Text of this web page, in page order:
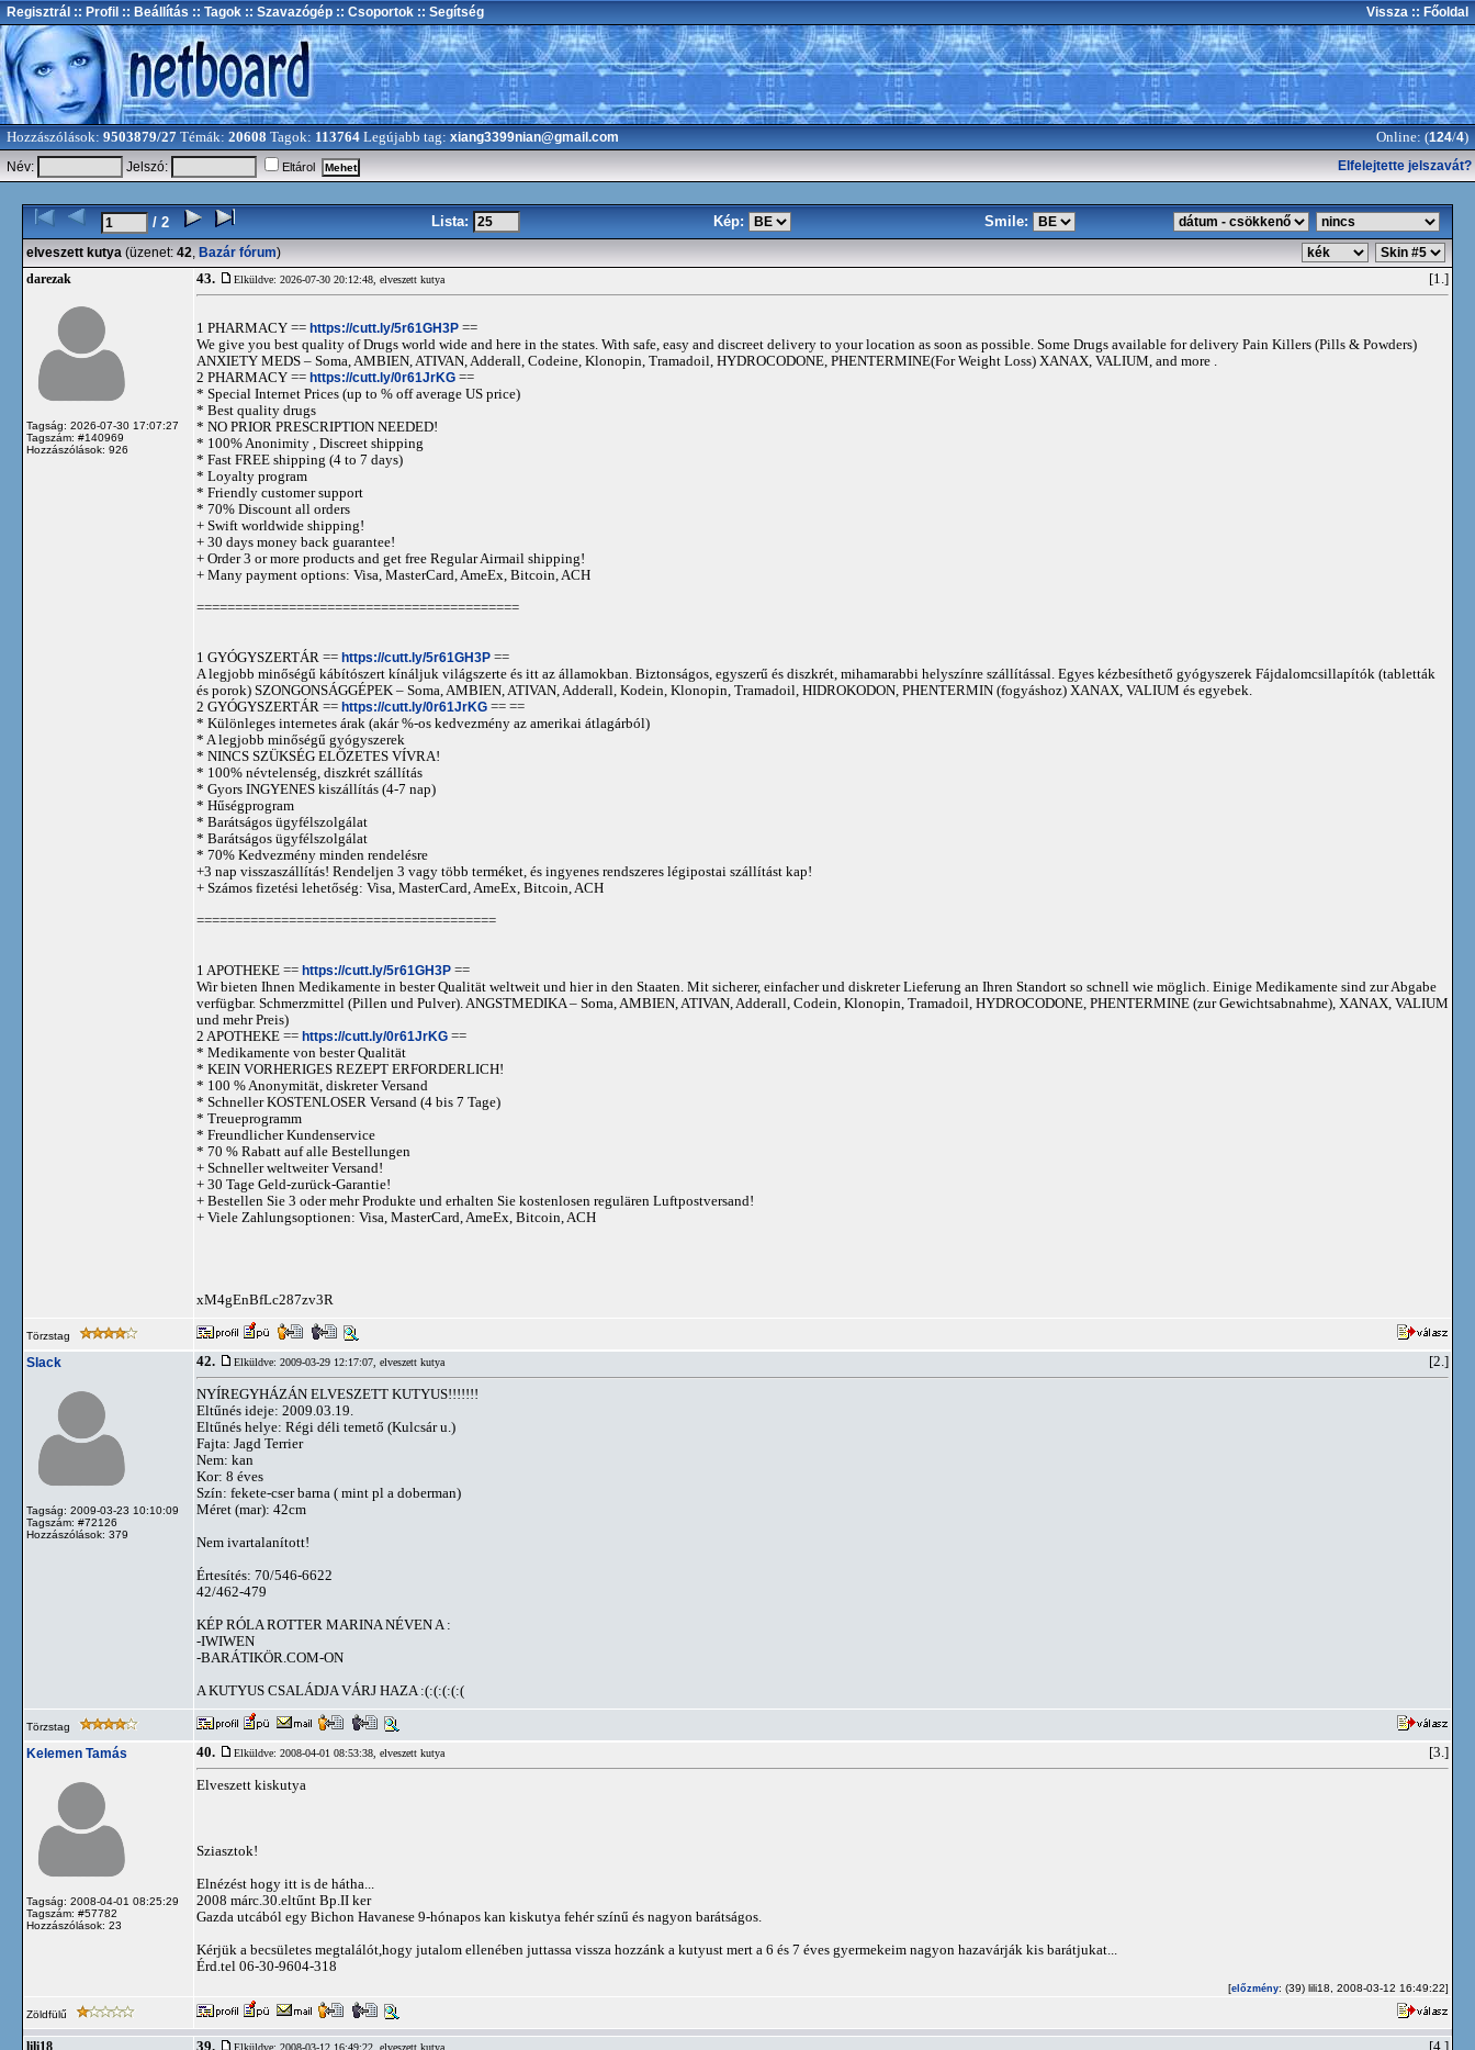
Regisztrál :: Profil :: Beállítás :: Tagok :: Szavazógép :: Csoportok :: Segítség Vissza :: Főoldal
Hozzászólások: 9503879/27 Témák: 20608 Tagok: 113764 Legújabb tag: xiang3399nian@gmail.com Online: (124/4)
Név: Jelszó: Eltárol Elfelejtette jelszavát?
/ 2 Lista: Kép: Smile:
elveszett kutya (üzenet: 42, Bazár fórum)
darezak
Tagság: 2026-07-30 17:07:27
Tagszám: #140969
Hozzászólások: 926
43. Elküldve: 2026-07-30 20:12:48, elveszett kutya [1.]
1 PHARMACY == https://cutt.ly/5r61GH3P ==
We give you best quality of Drugs world wide and here in the states. With safe, easy and discreet delivery to your location as soon as possible. Some Drugs available for delivery Pain Killers (Pills & Powders)
ANXIETY MEDS – Soma, AMBIEN, ATIVAN, Adderall, Codeine, Klonopin, Tramadoil, HYDROCODONE, PHENTERMINE(For Weight Loss) XANAX, VALIUM, and more .
2 PHARMACY == https://cutt.ly/0r61JrKG ==
* Special Internet Prices (up to % off average US price)
* Best quality drugs
* NO PRIOR PRESCRIPTION NEEDED!
* 100% Anonimity , Discreet shipping
* Fast FREE shipping (4 to 7 days)
* Loyalty program
* Friendly customer support
* 70% Discount all orders
+ Swift worldwide shipping!
+ 30 days money back guarantee!
+ Order 3 or more products and get free Regular Airmail shipping!
+ Many payment options: Visa, MasterCard, AmeEx, Bitcoin, ACH
==========================================
1 GYÓGYSZERTÁR == https://cutt.ly/5r61GH3P ==
A legjobb minőségű kábítószert kínáljuk világszerte és itt az államokban. Biztonságos, egyszerű és diszkrét, mihamarabbi helyszínre szállítással. Egyes kézbesíthető gyógyszerek Fájdalomcsillapítók (tabletták
és porok) SZONGONSÁGGÉPEK – Soma, AMBIEN, ATIVAN, Adderall, Kodein, Klonopin, Tramadoil, HIDROKODON, PHENTERMIN (fogyáshoz) XANAX, VALIUM és egyebek.
2 GYÓGYSZERTÁR == https://cutt.ly/0r61JrKG == ==
* Különleges internetes árak (akár %-os kedvezmény az amerikai átlagárból)
* A legjobb minőségű gyógyszerek
* NINCS SZÜKSÉG ELŐZETES VÍVRA!
* 100% névtelenség, diszkrét szállítás
* Gyors INGYENES kiszállítás (4-7 nap)
* Hűségprogram
* Barátságos ügyfélszolgálat
* Barátságos ügyfélszolgálat
* 70% Kedvezmény minden rendelésre
+3 nap visszaszállítás! Rendeljen 3 vagy több terméket, és ingyenes rendszeres légipostai szállítást kap!
+ Számos fizetési lehetőség: Visa, MasterCard, AmeEx, Bitcoin, ACH
=======================================
1 APOTHEKE == https://cutt.ly/5r61GH3P ==
Wir bieten Ihnen Medikamente in bester Qualität weltweit und hier in den Staaten. Mit sicherer, einfacher und diskreter Lieferung an Ihren Standort so schnell wie möglich. Einige Medikamente sind zur Abgabe
verfügbar. Schmerzmittel (Pillen und Pulver). ANGSTMEDIKA – Soma, AMBIEN, ATIVAN, Adderall, Codein, Klonopin, Tramadoil, HYDROCODONE, PHENTERMINE (zur Gewichtsabnahme), XANAX, VALIUM
und mehr Preis)
2 APOTHEKE == https://cutt.ly/0r61JrKG ==
* Medikamente von bester Qualität
* KEIN VORHERIGES REZEPT ERFORDERLICH!
* 100 % Anonymität, diskreter Versand
* Schneller KOSTENLOSER Versand (4 bis 7 Tage)
* Treueprogramm
* Freundlicher Kundenservice
* 70 % Rabatt auf alle Bestellungen
+ Schneller weltweiter Versand!
+ 30 Tage Geld-zurück-Garantie!
+ Bestellen Sie 3 oder mehr Produkte und erhalten Sie kostenlosen regulären Luftpostversand!
+ Viele Zahlungsoptionen: Visa, MasterCard, AmeEx, Bitcoin, ACH
xM4gEnBfLc287zv3R
Törzstag
Slack
Tagság: 2009-03-23 10:10:09
Tagszám: #72126
Hozzászólások: 379
42. Elküldve: 2009-03-29 12:17:07, elveszett kutya [2.]
NYÍREGYHÁZÁN ELVESZETT KUTYUS!!!!!!!
Eltűnés ideje: 2009.03.19.
Eltűnés helye: Régi déli temető (Kulcsár u.)
Fajta: Jagd Terrier
Nem: kan
Kor: 8 éves
Szín: fekete-cser barna ( mint pl a doberman)
Méret (mar): 42cm
Nem ivartalanított!
Értesítés: 70/546-6622
42/462-479
KÉP RÓLA ROTTER MARINA NÉVEN A :
-IWIWEN
-BARÁTIKÖR.COM-ON
A KUTYUS CSALÁDJA VÁRJ HAZA :(:(:(:(:(
Törzstag
Kelemen Tamás
Tagság: 2008-04-01 08:25:29
Tagszám: #57782
Hozzászólások: 23
40. Elküldve: 2008-04-01 08:53:38, elveszett kutya [3.]
Elveszett kiskutya
Sziasztok!
Elnézést hogy itt is de hátha...
2008 márc.30.eltűnt Bp.II ker
Gazda utcából egy Bichon Havanese 9-hónapos kan kiskutya fehér színű és nagyon barátságos.
Kérjük a becsületes megtalálót,hogy jutalom ellenében juttassa vissza hozzánk a kutyust mert a 6 és 7 éves gyermekeim nagyon hazavárják kis barátjukat...
Érd.tel 06-30-9604-318
[előzmény: (39) lili18, 2008-03-12 16:49:22]
Zöldfülű
lili18 39. Elküldve: 2008-03-12 16:49:22, elveszett kutya [4.]